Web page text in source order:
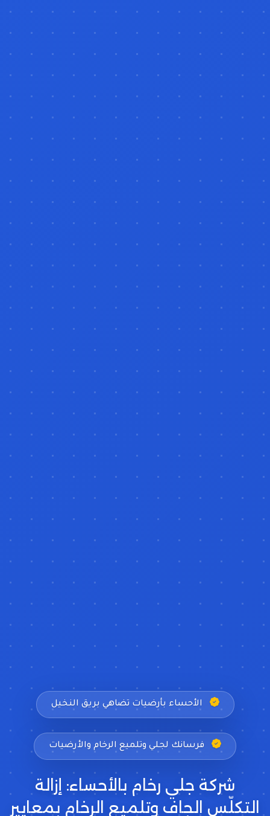
الأحساء بأرضيات تضاهي بريق النخيل
فرسانك لجلي وتلميع الرخام والأرضيات
شركة جلي رخام بالأحساء: إزالة
التكلّس الجاف وتلميع الرخام بمعايير